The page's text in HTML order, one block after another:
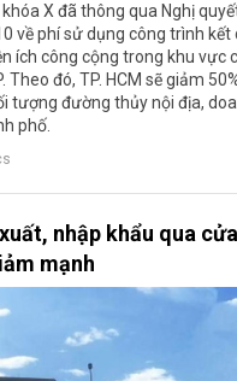
khóa X đã thông qua Nghị
về phí sử dụng công trình
ích công cộng trong khu vực
Theo đó, TP. HCM sẽ giảm
tượng đường thủy nội địa,
phố.
nhập khẩu qua
mạnh